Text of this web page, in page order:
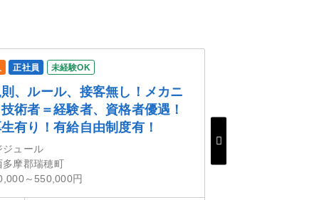
正社員 未経験OK
、ルール、接客無し！メカニ
術者＝経験者、資格者優遇！
有り！有給自由制度有！
ジュール
多摩郡瑞穂町
～550,000円